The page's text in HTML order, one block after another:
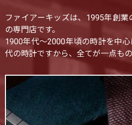
ファイアーキッズは、1995年創
の専門店です。
1900年代〜2000年頃の時計を中
代の時計ですから、全てが一点もの